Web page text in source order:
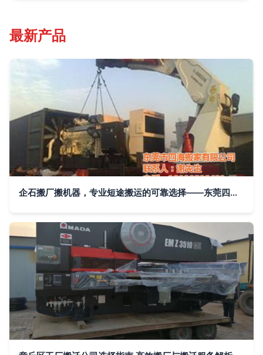
最新产品
企石搬厂搬机器，专业短途搬运的可靠选择——东莞四海搬家公司